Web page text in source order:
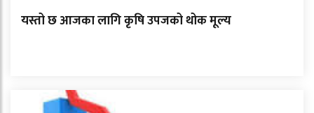
यस्तो छ आजका लागि कृषि उपजको थोक मूल्य